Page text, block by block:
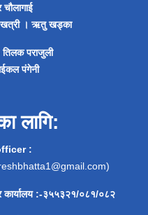
खत्री ।ऋतु खड्का
तिलक पराजुली
पंगेनी
लागि:
:
)
कार्यालय :-३५५३२१/०८१/०८२